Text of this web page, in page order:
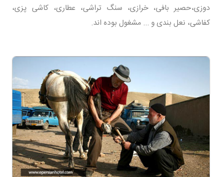
دوزی،حصیر بافی، خرازی، سنگ تراشی، عطاری، کاشی پزی،
کفاشی، نعل بندی و ... مشغول بوده اند.